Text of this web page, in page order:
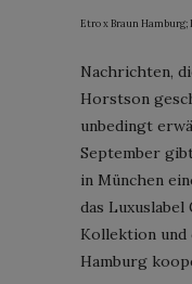
Etro x Braun Hamburg;
Nachrichten,
Horstson
unbedingt
September
in München
das
Kollektion und
Hamburg